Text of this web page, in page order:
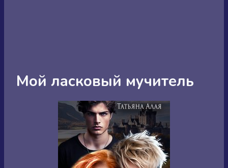
Мой ласковый мучитель